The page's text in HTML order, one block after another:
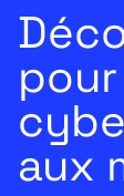
aux